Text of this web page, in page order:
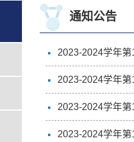
通知公告
2023-2024学年
2023-2024学年
2023-2024学年
2023-2024学年